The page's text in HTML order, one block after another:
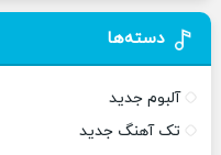
دسته‌ها
آلبوم جدید
تک آهنگ جدید